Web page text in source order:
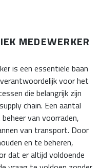
MEDEWERKER
is een essentiële baan
voor het
die belangrijk zijn
chain. Een aantal
van voorraden,
van transport. Door
en te beheren,
dat er altijd voldoende